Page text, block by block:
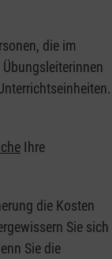
die im
Ihre
die Kosten
Sie sich
Sie die